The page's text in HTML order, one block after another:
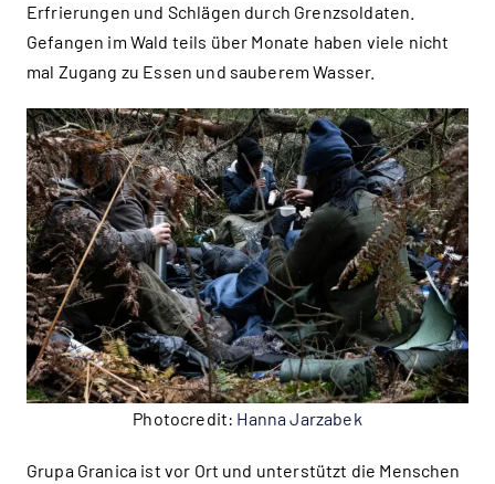
Erfrierungen und Schlägen durch Grenzsoldaten.
Gefangen im Wald teils über Monate haben viele nicht
mal Zugang zu Essen und sauberem Wasser.
Photocredit: Hanna Jarzabek
Grupa Granica ist vor Ort und unterstützt die Menschen